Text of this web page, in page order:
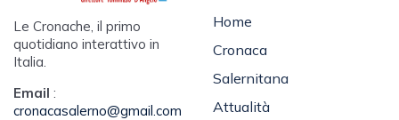
Le Cronache, il primo
quotidiano interattivo in
Italia.
Email :
cronacasalerno@gmail.com
Home
Cronaca
Salernitana
Attualità